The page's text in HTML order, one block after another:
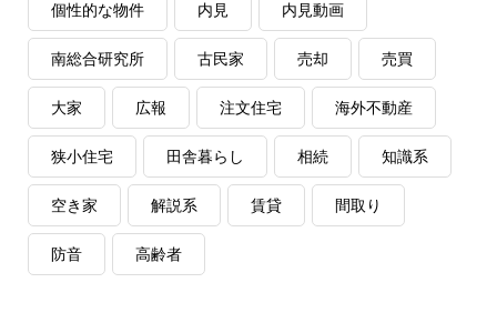
個性的な物件 内見 内見動画
南総合研究所 古民家 売却 売買
大家 広報 注文住宅 海外不動産
狭小住宅 田舎暮らし 相続 知識系
空き家 解説系 賃貸 間取り
防音 高齢者